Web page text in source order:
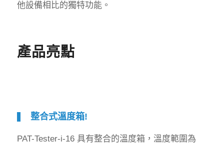
他設備相比的獨特功能。
產品亮點
整合式溫度箱!
PAT-Tester-i-16 具有整合的溫度箱，溫度範圍為